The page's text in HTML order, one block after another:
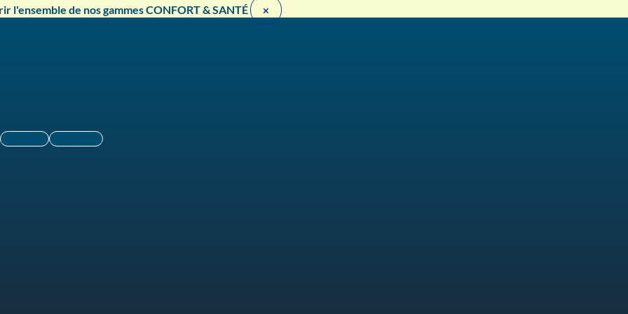
l'ensemble de nos gammes CONFORT & SANTÉ ×
Linkedin
Instagram